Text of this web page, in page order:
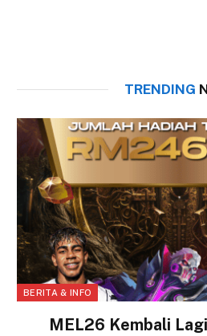
TRENDING
BERITA & INFO
MEL26 Kembali